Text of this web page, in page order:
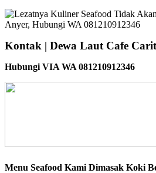
Kontak | Dewa Laut Cafe
Hubungi VIA WA 081210912346
Menu Seafood Kami Dimasak Koki